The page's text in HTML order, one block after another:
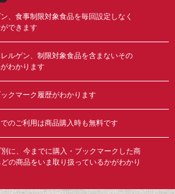
、食事制限対象食品を毎回設定しなく
できます
ルゲン、制限対象食品を含まないその
わかります
クマーク履歴がわかります
のご利用は商品購入時も無料です
に、今までに購入・ブックマークした商
の商品をいま取り扱っているかがわかり